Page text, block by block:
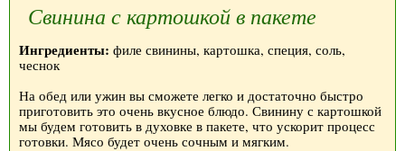
Свинина с картошкой в пакете
Ингредиенты: филе свинины, картошка, специя, соль,
чеснок
На обед или ужин вы сможете легко и достаточно быстро
приготовить это очень вкусное блюдо. Свинину с картошкой
мы будем готовить в духовке в пакете, что ускорит процесс
готовки. Мясо будет очень сочным и мягким.